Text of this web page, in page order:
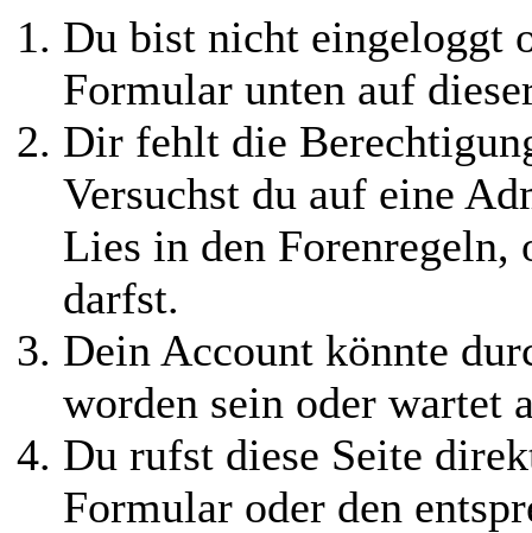
Du bist nicht eingeloggt
Formular unten auf
Dir fehlt die
Versuchst du auf eine
Lies in den Forenregeln,
darfst.
Dein Account könnte
worden sein oder wartet
Du rufst diese Seite
Formular oder den